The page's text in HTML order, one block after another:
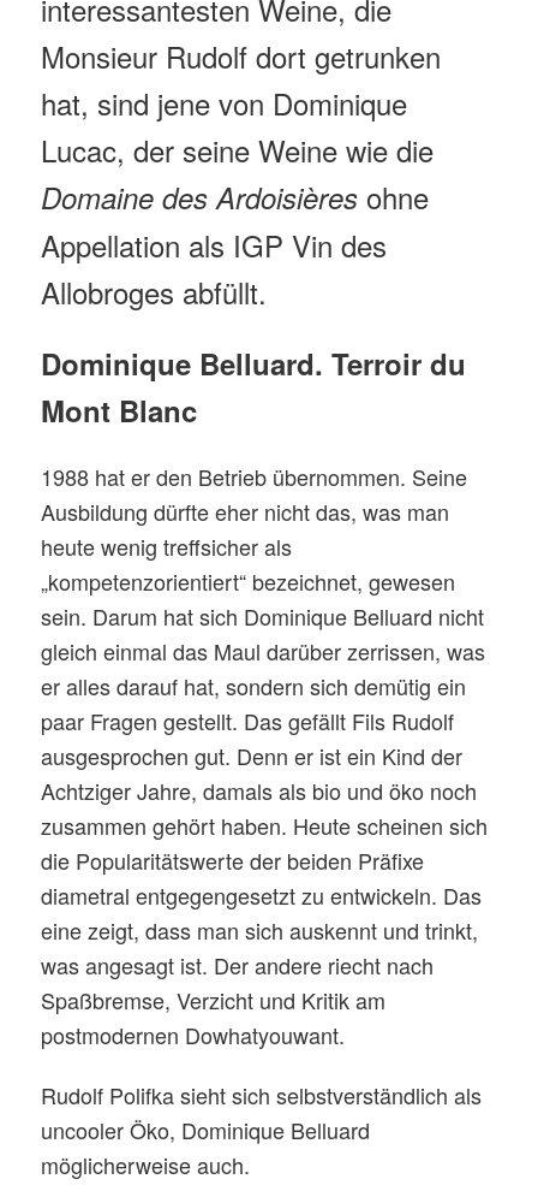
interessantesten Weine, die
Monsieur Rudolf dort getrunken
hat, sind jene von Dominique
Lucac, der seine Weine wie die
Domaine des Ardoisières ohne
Appellation als IGP Vin des
Allobroges abfüllt.
Dominique Belluard. Terroir du
Mont Blanc
1988 hat er den Betrieb übernommen. Seine
Ausbildung dürfte eher nicht das, was man
heute wenig treffsicher als
„kompetenzorientiert“ bezeichnet, gewesen
sein. Darum hat sich Dominique Belluard nicht
gleich einmal das Maul darüber zerrissen, was
er alles darauf hat, sondern sich demütig ein
paar Fragen gestellt. Das gefällt Fils Rudolf
ausgesprochen gut. Denn er ist ein Kind der
Achtziger Jahre, damals als bio und öko noch
zusammen gehört haben. Heute scheinen sich
die Popularitätswerte der beiden Präfixe
diametral entgegengesetzt zu entwickeln. Das
eine zeigt, dass man sich auskennt und trinkt,
was angesagt ist. Der andere riecht nach
Spaßbremse, Verzicht und Kritik am
postmodernen Dowhatyouwant.
Rudolf Polifka sieht sich selbstverständlich als
uncooler Öko, Dominique Belluard
möglicherweise auch.